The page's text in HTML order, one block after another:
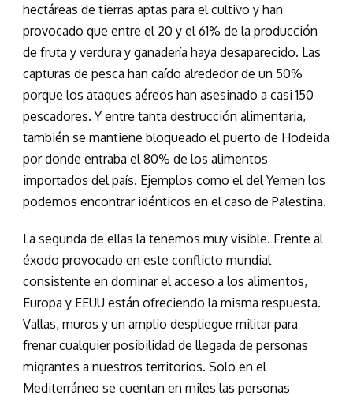
hectáreas de tierras aptas para el cultivo y han
provocado que entre el 20 y el 61% de la producción
de fruta y verdura y ganadería haya desaparecido. Las
capturas de pesca han caído alrededor de un 50%
porque los ataques aéreos han asesinado a casi 150
pescadores. Y entre tanta destrucción alimentaria,
también se mantiene bloqueado el puerto de Hodeida
por donde entraba el 80% de los alimentos
importados del país. Ejemplos como el del Yemen los
podemos encontrar idénticos en el caso de Palestina.
La segunda de ellas la tenemos muy visible. Frente al
éxodo provocado en este conflicto mundial
consistente en dominar el acceso a los alimentos,
Europa y EEUU están ofreciendo la misma respuesta.
Vallas, muros y un amplio despliegue militar para
frenar cualquier posibilidad de llegada de personas
migrantes a nuestros territorios. Solo en el
Mediterráneo se cuentan en miles las personas